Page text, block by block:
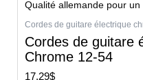
Cordes de guitare électrique
Cordes de guitare
Chrome 12-54
17,29$